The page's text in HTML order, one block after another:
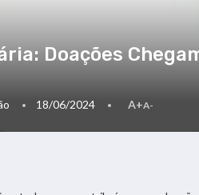
Doações
18/06/2024 A+A-